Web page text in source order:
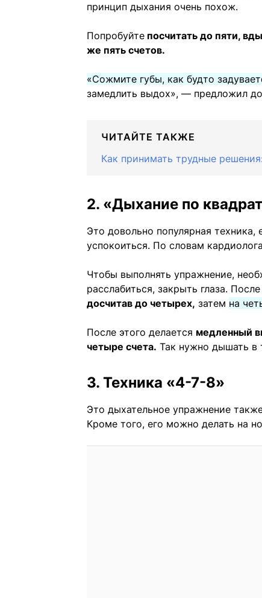
принцип дыхания очень похож.
Попробуйте посчитать до пяти,
же пять счетов.
«Сожмите губы, как будто
замедлить выдох», — предложил
ЧИТАЙТЕ ТАКЖЕ
Как принимать трудные
2. «Дыхание по
Это довольно популярная
успокоиться. По словам
Чтобы выполнять упражнение,
расслабиться, закрыть глаза. После
досчитав до четырех, затем на
После этого делается медленный
четыре счета. Так нужно дышать в
3. Техника «4-7-8»
Это дыхательное упражнение
Кроме того, его можно делать на